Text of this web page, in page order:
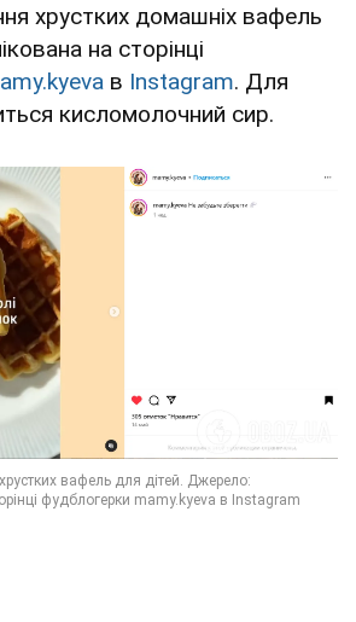
хрустких домашніх вафель
на сторінці
в Instagram. Для
кисломолочний сир.